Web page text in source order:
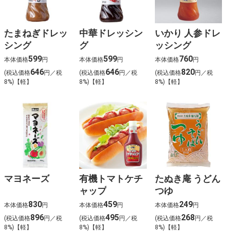
たまねぎドレッ
シング
本体価格599円
(税込価格646円／税
8%)【軽】
中華ドレッシン
グ
本体価格599円
(税込価格646円／税
8%)【軽】
いかり 人参ドレ
ッシング
本体価格760円
(税込価格820円／税
8%)【軽】
マヨネーズ
本体価格830円
(税込価格896円／税
8%)【軽】
有機トマトケチ
ャップ
本体価格459円
(税込価格495円／税
8%)【軽】
たぬき庵 うどん
つゆ
本体価格249円
(税込価格268円／税
8%)【軽】